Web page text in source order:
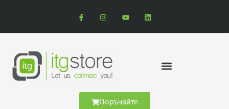
Поръчайте